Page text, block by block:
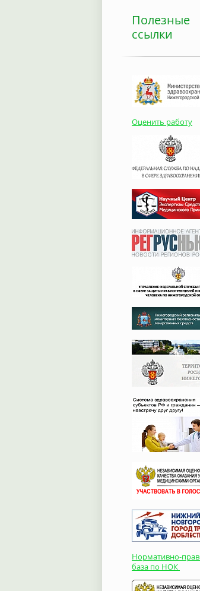
Полезные
ссылки
Оценить работу
Нормативно-
база по НОК